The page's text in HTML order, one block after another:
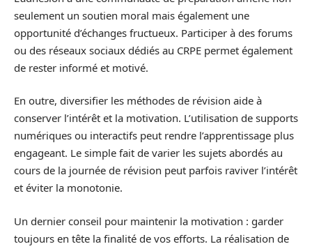
seulement un soutien moral mais également une
opportunité d’échanges fructueux. Participer à des forums
ou des réseaux sociaux dédiés au CRPE permet également
de rester informé et motivé.
En outre, diversifier les méthodes de révision aide à
conserver l’intérêt et la motivation. L’utilisation de supports
numériques ou interactifs peut rendre l’apprentissage plus
engageant. Le simple fait de varier les sujets abordés au
cours de la journée de révision peut parfois raviver l’intérêt
et éviter la monotonie.
Un dernier conseil pour maintenir la motivation : garder
toujours en tête la finalité de vos efforts. La réalisation de